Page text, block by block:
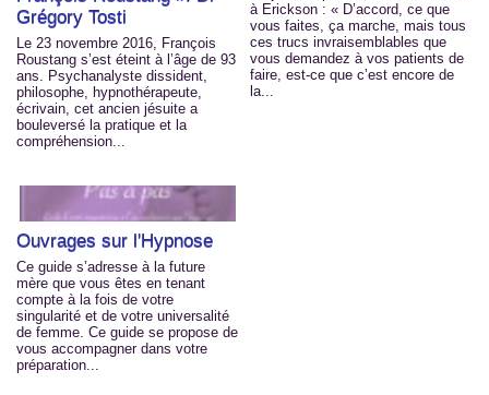
Grégory Tosti
Le 23 novembre 2016, François
Roustang s’est éteint à l’âge de 93
ans. Psychanalyste dissident,
philosophe, hypnothérapeute,
écrivain, cet ancien jésuite a
bouleversé la pratique et la
compréhension...
à Erickson : « D’accord, ce que
vous faites, ça marche, mais tous
ces trucs invraisemblables que
vous demandez à vos patients de
faire, est-ce que c’est encore de
la...
Ouvrages sur l'Hypnose
Ce guide s’adresse à la future
mère que vous êtes en tenant
compte à la fois de votre
singularité et de votre universalité
de femme. Ce guide se propose de
vous accompagner dans votre
préparation...